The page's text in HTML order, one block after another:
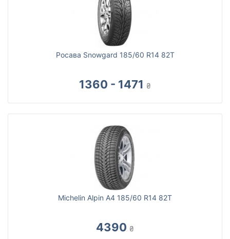
Росава Snowgard 185/60 R14 82T
1360 - 1471 ₴
Michelin Alpin A4 185/60 R14 82T
4390 ₴